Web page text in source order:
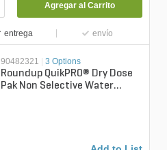
Agregar al Carrito
entrega envío
90482321 3 Options
Roundup QuikPRO® Dry Dose
Pak Non Selective Water